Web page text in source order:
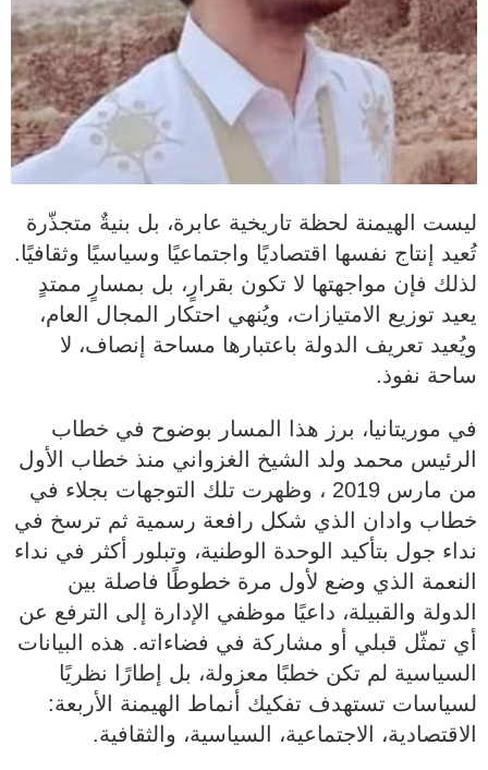
ليست الهيمنة لحظة تاريخية عابرة، بل بنيةٌ متجذّرة
تُعيد إنتاج نفسها اقتصاديًا واجتماعيًا وسياسيًا وثقافيًا.
لذلك فإن مواجهتها لا تكون بقرارٍ، بل بمسارٍ ممتدٍ
يعيد توزيع الامتيازات، ويُنهي احتكار المجال العام،
ويُعيد تعريف الدولة باعتبارها مساحة إنصاف، لا
ساحة نفوذ.
في موريتانيا، برز هذا المسار بوضوح في خطاب
الرئيس محمد ولد الشيخ الغزواني منذ خطاب الأول
من مارس 2019 ، وظهرت تلك التوجهات بجلاء في
خطاب وادان الذي شكل رافعة رسمية ثم ترسخ في
نداء جول بتأكيد الوحدة الوطنية، وتبلور أكثر في نداء
النعمة الذي وضع لأول مرة خطوطًا فاصلة بين
الدولة والقبيلة، داعيًا موظفي الإدارة إلى الترفع عن
أي تمثّل قبلي أو مشاركة في فضاءاته. هذه البيانات
السياسية لم تكن خطبًا معزولة، بل إطارًا نظريًا
لسياسات تستهدف تفكيك أنماط الهيمنة الأربعة:
الاقتصادية، الاجتماعية، السياسية، والثقافية.